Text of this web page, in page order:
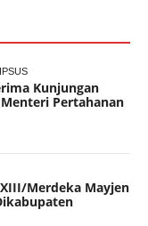
Kunjungan
Pertahanan
Merdeka Mayjen